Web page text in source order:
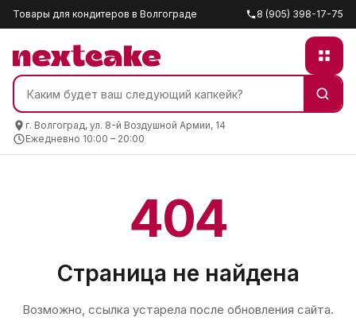
Товары для кондитеров в Волгограде 8 (905) 398-17-75
г. Волгоград, ул. 8-й Воздушной Армии, 14
Ежедневно 10:00 – 20:00
404
Страница не найдена
Возможно, ссылка устарела после обновления сайта.